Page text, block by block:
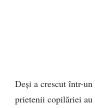
Deși a crescut într-
prietenii copilăriei au